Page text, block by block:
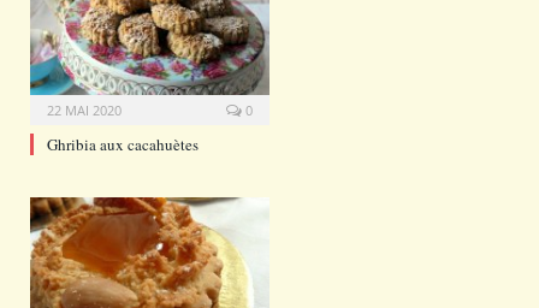
22 MAI 2020 0
Ghribia aux cacahuètes